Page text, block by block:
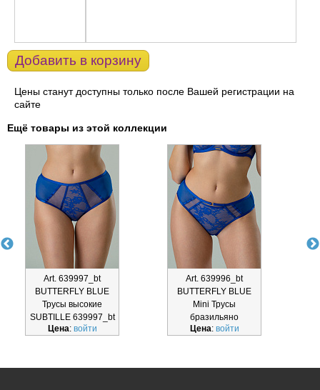
Добавить в корзину
Цены станут доступны только после Вашей регистрации на
сайте
Ещё товары из этой коллекции
Art. 639997_bt
BUTTERFLY BLUE
Трусы высокие
SUBTILLE 639997_bt
Цена: войти
Art. 639996_bt
BUTTERFLY BLUE
Mini Трусы
бразильяно
SUBTILLE 639996_bt
Цена: войти